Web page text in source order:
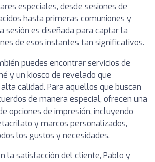
especiales, desde sesiones de
hasta primeras comuniones y
sesión es diseñada para captar la
de esos instantes tan significativos.
puedes encontrar servicios de
y un kiosco de revelado que
calidad. Para aquellos que buscan
de manera especial, ofrecen una
opciones de impresión, incluyendo
y marcos personalizados,
los gustos y necesidades.
la satisfacción del cliente, Pablo y